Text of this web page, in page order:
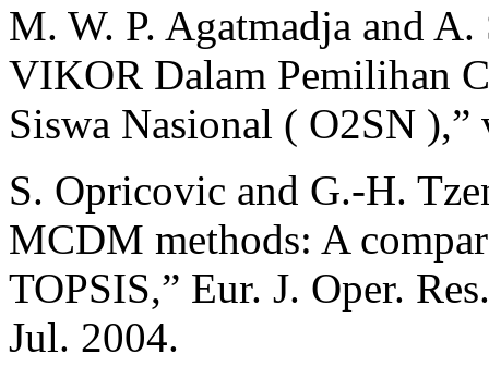
M. W. P. Agatmadja and
VIKOR Dalam Pemilihan
Siswa Nasional ( O2SN
S. Opricovic and G.-H.
MCDM methods: A
TOPSIS,” Eur. J. Oper.
Jul. 2004.